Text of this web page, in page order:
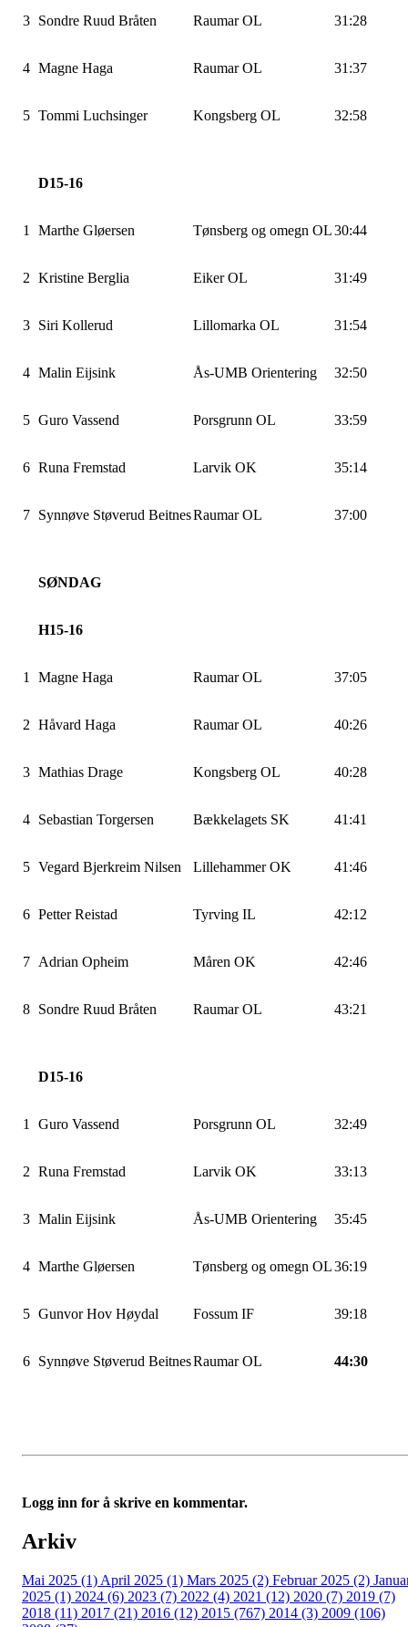
3 Sondre Ruud Bråten Raumar OL 31:28
4 Magne Haga Raumar OL 31:37
5 Tommi Luchsinger Kongsberg OL 32:58
D15-16
1 Marthe Gløersen Tønsberg og omegn OL30:44
2 Kristine Berglia Eiker OL 31:49
3 Siri Kollerud Lillomarka OL 31:54
4 Malin Eijsink Ås-UMB Orientering 32:50
5 Guro Vassend Porsgrunn OL 33:59
6 Runa Fremstad Larvik OK 35:14
7 Synnøve Støverud BeitnesRaumar OL 37:00
SØNDAG
H15-16
1 Magne Haga Raumar OL 37:05
2 Håvard Haga Raumar OL 40:26
3 Mathias Drage Kongsberg OL 40:28
4 Sebastian Torgersen Bækkelagets SK 41:41
5 Vegard Bjerkreim Nilsen Lillehammer OK 41:46
6 Petter Reistad Tyrving IL 42:12
7 Adrian Opheim Måren OK 42:46
8 Sondre Ruud Bråten Raumar OL 43:21
D15-16
1 Guro Vassend Porsgrunn OL 32:49
2 Runa Fremstad Larvik OK 33:13
3 Malin Eijsink Ås-UMB Orientering 35:45
4 Marthe Gløersen Tønsberg og omegn OL36:19
5 Gunvor Hov Høydal Fossum IF 39:18
6 Synnøve Støverud BeitnesRaumar OL 44:30
Logg inn for å skrive en kommentar.
Arkiv
Mai 2025 (1) April 2025 (1) Mars 2025 (2) Februar 2025 (2)
2025 (1) 2024 (6) 2023 (7) 2022 (4) 2021 (12) 2020 (7) 2019 (7)
2018 (11) 2017 (21) 2016 (12) 2015 (767) 2014 (3) 2009 (106)